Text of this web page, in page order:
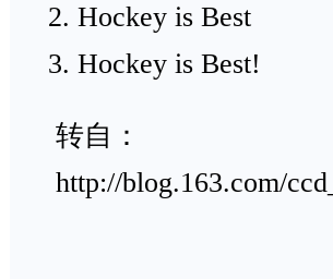
2. Hockey is Best
3. Hockey is Best!
转自：
http://blog.163.com/